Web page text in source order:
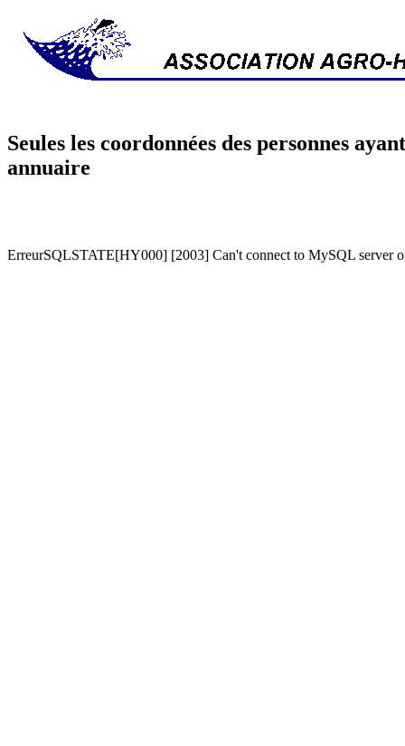
Seules les coordonnées des personnes
annuaire
ErreurSQLSTATE[HY000] [2003] Can't connect to MySQL server